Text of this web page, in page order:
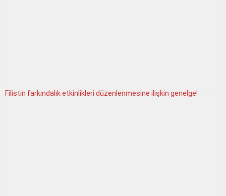
Filistin farkındalık etkinlikleri düzenlenmesine ilişkin genelge!